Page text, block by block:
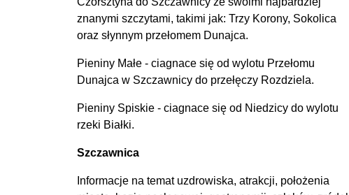
znanymi szczytami, takimi jak: Trzy Korony, Sokolica
oraz słynnym przełomem Dunajca.
Pieniny Małe - ciagnace się od wylotu Przełomu
Dunajca w Szczawnicy do przełęczy Rozdziela.
Pieniny Spiskie - ciagnace się od Niedzicy do wylotu
rzeki Białki.
Szczawnica
Informacje na temat uzdrowiska, atrakcji, położenia